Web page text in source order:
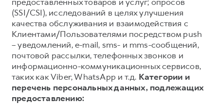
(SSI/CSI), исследований в целях улучшения
качества обслуживания и взаимодействия с
Клиентами/Пользователями посредством push
– уведомлений, e-mail, sms- и mms-сообщений,
почтовой рассылки, телефонных звонков и
информационно-коммуникационных сервисов,
таких как Viber, WhatsApp и т.д. Категории и
перечень персональных данных, подлежащих
предоставлению: